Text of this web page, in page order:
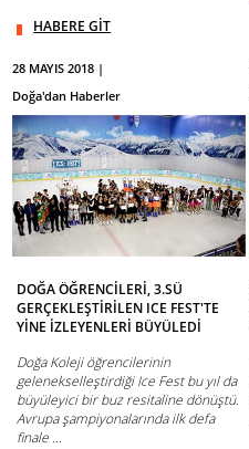
HABERE GİT
28 MAYIS 2018 |
Doğa'dan Haberler
DOĞA ÖĞRENCİLERİ, 3.SÜ
GERÇEKLEŞTİRİLEN ICE FEST'TE
YİNE İZLEYENLERİ BÜYÜLEDİ
Doğa Koleji öğrencilerinin
gelenekselleştirdiği Ice Fest bu yıl da
büyüleyici bir buz resitaline dönüştü.
Avrupa şampiyonalarında ilk defa
finale ...